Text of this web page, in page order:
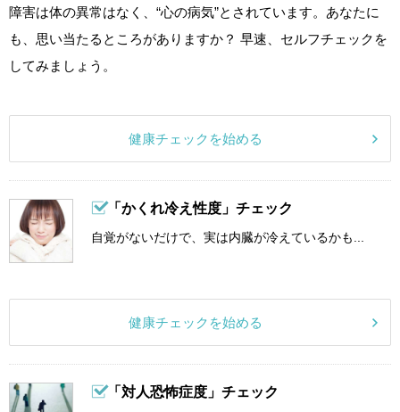
障害は体の異常はなく、“心の病気”とされています。あなたに
も、思い当たるところがありますか？ 早速、セルフチェックを
してみましょう。
健康チェックを始める
「かくれ冷え性度」チェック
自覚がないだけで、実は内臓が冷えているかも...
健康チェックを始める
「対人恐怖症度」チェック